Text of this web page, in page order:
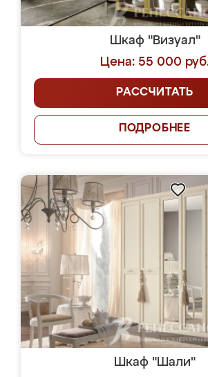
Шкаф "Визуал"
Цена: 55 000
РАССЧИТАТЬ
ПОДРОБНЕЕ
Шкаф "Шали"